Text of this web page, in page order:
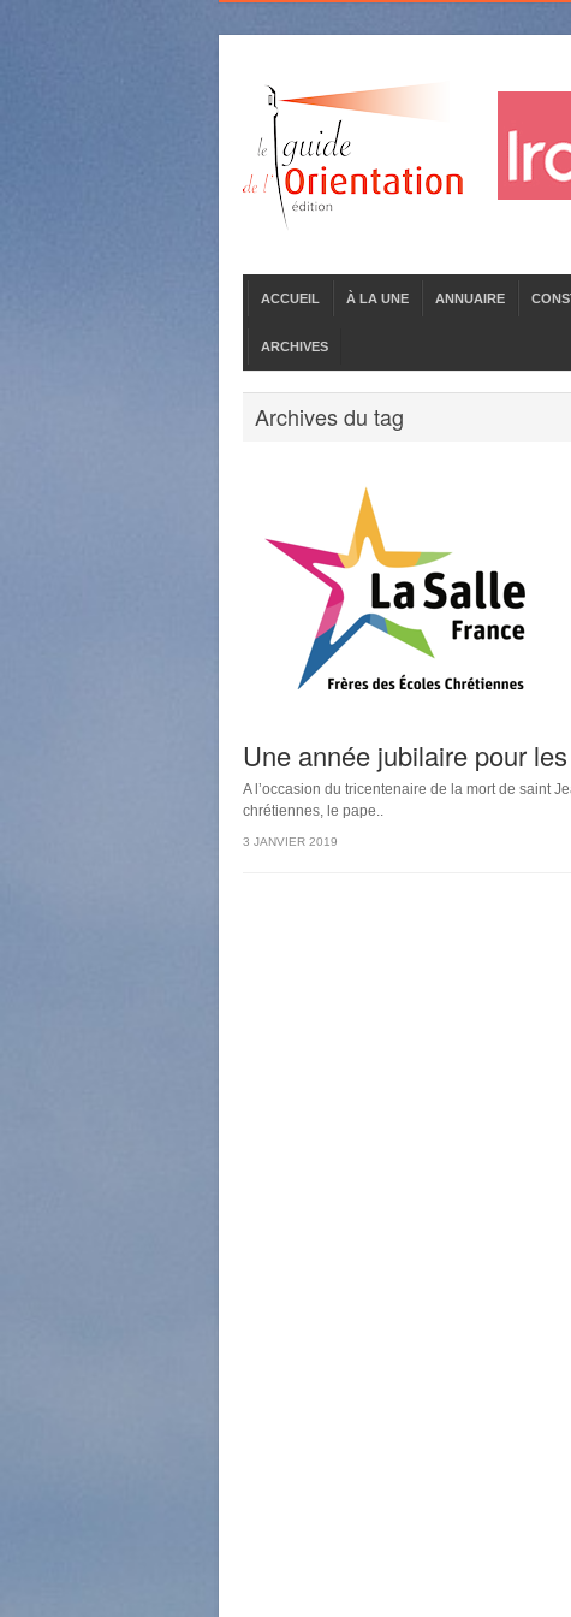
ACCUEIL À LA UNE ANNUAIRE
ARCHIVES
Archives du tag
Une année jubilaire pour
A l’occasion du tricentenaire de la mort de saint
chrétiennes, le pape..
3 JANVIER 2019